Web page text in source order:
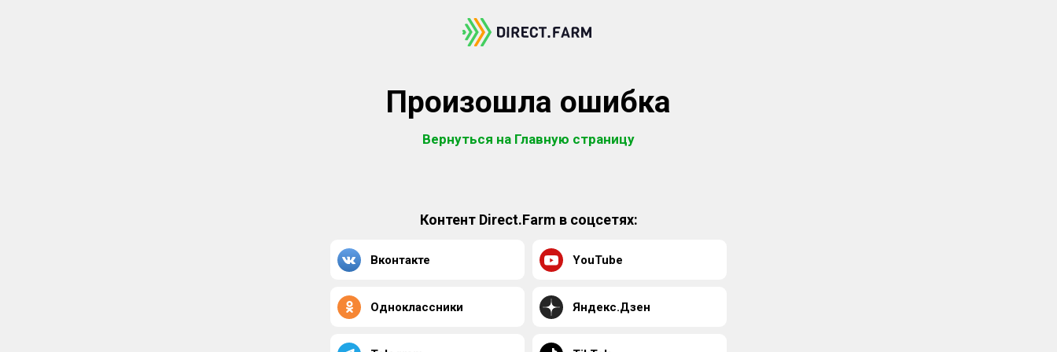
Произошла ошибка
Вернуться на Главную страницу
Контент Direct.Farm в соцсетях:
Вконтакте YouTube
Одноклассники Яндекс.Дзен